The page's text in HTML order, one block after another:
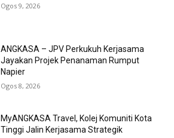
Ogos 9, 2026
ANGKASA – JPV Perkukuh Kerjasama
Jayakan Projek Penanaman Rumput
Napier
Ogos 8, 2026
MyANGKASA Travel, Kolej Komuniti Kota
Tinggi Jalin Kerjasama Strategik